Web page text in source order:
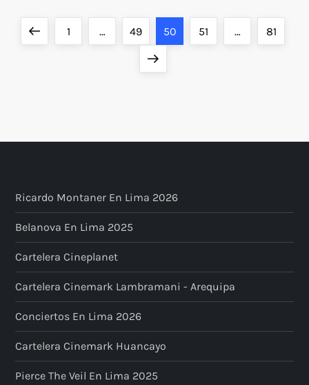
p
a
g
i
n
a
PreviousPage
1 … Page
49 Page
50 Page
51 … Page
81
Next
Ricardo Montaner En Lima 2026
Belanova En Lima 2025
Cartelera Cineplanet
Cartelera Cinemark Lambramani - Arequipa
Conciertos En Lima 2026
Cartelera Cinemark Huancayo
Pierce The Veil En Lima 2025